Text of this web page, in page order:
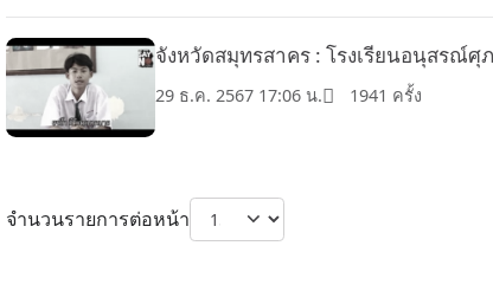
จังหวัดสมุทรสาคร : โรงเรียนอนุสรณ์ศุ
29 ธ.ค. 2567 17:06 น. 1941 ครั้ง
จำนวนรายการต่อหน้า